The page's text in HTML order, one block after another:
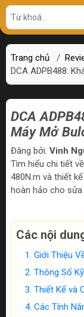
Trang chủ /
DCA ADPB488:
DCA
Máy Mở
Đăng bởi: Vinh
Tìm hiểu chi tiết
480N.m và thiết
hoàn hảo cho
Các nội
Giới Thiệu
Thông Số
Thiết Kế và
Các Tính